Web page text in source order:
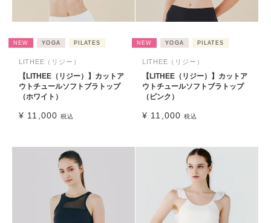
NEW YOGA PILATES
LITHEE（リジー）
【LITHEE（リジー）】カットア
ウトチュールソフトブラトップ
（ホワイト）
¥ 11,000 税込
NEW YOGA PILATES
LITHEE（リジー）
【LITHEE（リジー）】カットア
ウトチュールソフトブラトップ
（ピンク）
¥ 11,000 税込